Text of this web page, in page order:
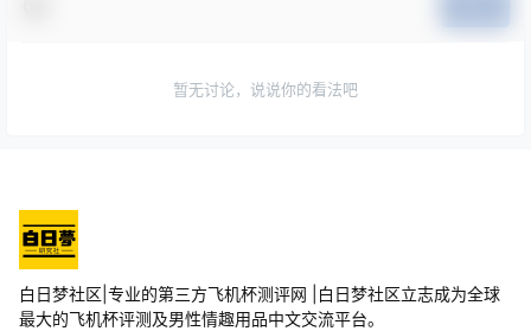
暂无讨论，说说你的看法吧
白日梦社区|专业的第三方飞机杯测评网 |白日梦社区立志成为全球
最大的飞机杯评测及男性情趣用品中文交流平台。